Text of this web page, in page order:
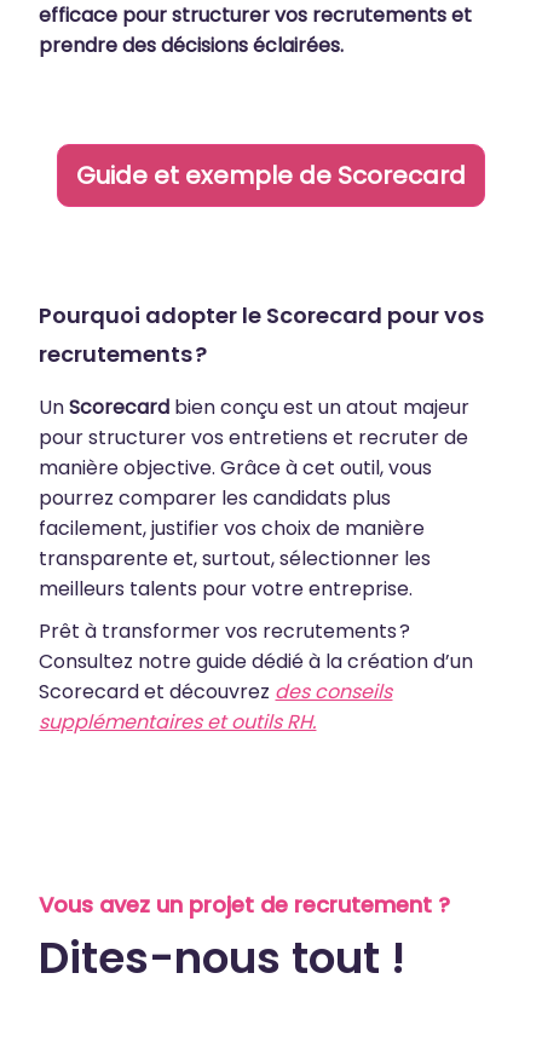
efficace pour structurer vos recrutements et
prendre des décisions éclairées.
Guide et exemple de Scorecard
Pourquoi adopter le Scorecard pour vos
recrutements ?
UnScorecard bien conçu est un atout majeur
pour structurer vos entretiens et recruter de
manière objective. Grâce à cet outil, vous
pourrez comparer les candidats plus
facilement, justifier vos choix de manière
transparente et, surtout, sélectionner les
meilleurs talents pour votre entreprise.
Prêt à transformer vos recrutements ?
Consultez notre guide dédié à la création d’un
Scorecard et découvrez des conseils
supplémentaires et outils RH.
Vous avez un projet de recrutement ?
Dites-nous tout !